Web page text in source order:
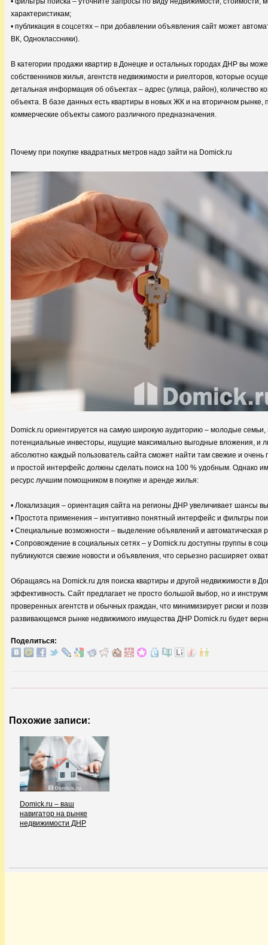
характеристикам;
• публикация в соцсетях – при добавлении объявления сайт может
ВК, Одноклассники).
В категории продажи квартир в Донецке и остальных городах ДНР вы
собственников жилья, агентств недвижимости и риелторов, которые
детальная информация об объектах – адрес (улица, район), количество
объекта. В базе данных есть квартиры в новых ЖК и на вторичном рынке,
коммерческие объекты самого различного предназначения.
Почему при покупке квадратных метров надо зайти на Domick.ru
Domick.ru ориентируется на самую широкую аудиторию – молодые семьи,
потенциальные инвесторы, ищущие максимально выгодные вложения, и
абсолютно каждый пользователь сайта сможет найти там свежие и
и простой интерфейс должны сделать поиск на 100 % удобным. Однако
ресурс лучшим помощником в покупке и аренде жилья:
• Локализация – ориентация сайта на регионы ДНР увеличивает шансы
• Простота применения – интуитивно понятный интерфейс и фильтры
• Специальные возможности – выделение объявлений и автоматическая
• Сопровождение в социальных сетях – у Domick.ru доступны группы в
публикуются свежие новости и объявления, что серьезно расширяет
Обращаясь на Domick.ru для поиска квартиры и другой недвижимости в
эффективность. Сайт предлагает не просто большой выбор, но и
проверенных агентств и обычных граждан, что минимизирует риски и
развивающемся рынке недвижимого имущества ДНР Domick.ru будет
Поделиться:
Похожие записи:
Domick.ru – ваш
навигатор на рынке
недвижимости ДНР